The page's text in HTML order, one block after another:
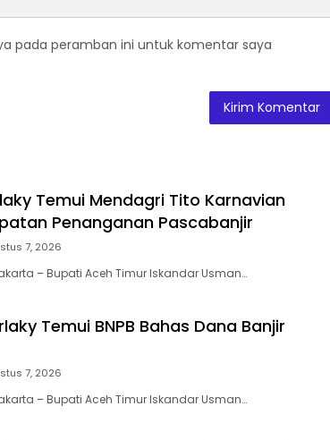
pada peramban ini untuk komentar saya
Temui Mendagri Tito Karnavian
Penanganan Pascabanjir
7, 2026
– Bupati Aceh Timur Iskandar Usman…
Temui BNPB Bahas Dana Banjir
7, 2026
– Bupati Aceh Timur Iskandar Usman…